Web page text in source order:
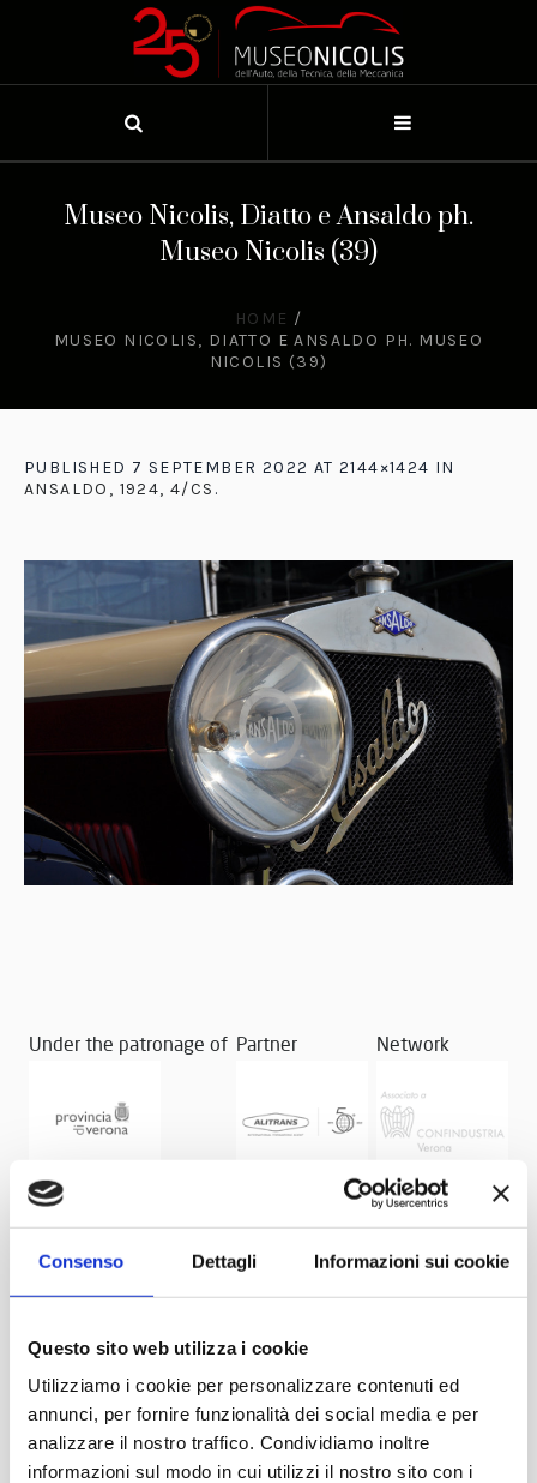
Consenso Dettagli Informazioni sui cookie
Questo sito web utilizza i cookie
Utilizziamo i cookie per personalizzare contenuti ed
annunci, per fornire funzionalità dei social media e per
analizzare il nostro traffico. Condividiamo inoltre
informazioni sul modo in cui utilizzi il nostro sito con i
Museo Nicolis, Diatto e Ansaldo ph.
Museo Nicolis (39)
HOME /
MUSEO NICOLIS, DIATTO E ANSALDO PH. MUSEO
NICOLIS (39)
PUBLISHED 7 SEPTEMBER 2022 AT 2144×1424 IN
ANSALDO, 1924, 4/CS .
Under the patronage of Partner Network